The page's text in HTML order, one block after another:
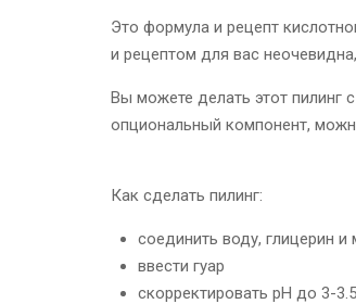
Это формула и рецепт
и рецептом для вас
Вы можете делать этот пилинг
опциональный компонент,
Как сделать пилинг:
соединить воду, глицерин
ввести гуар
скорректировать рН до 3-3.5